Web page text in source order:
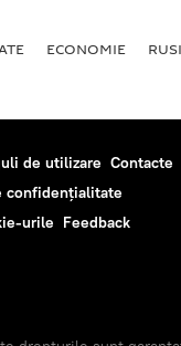
ECONOMIE
de utilizare Contacte
confidențialitate
urile Feedback